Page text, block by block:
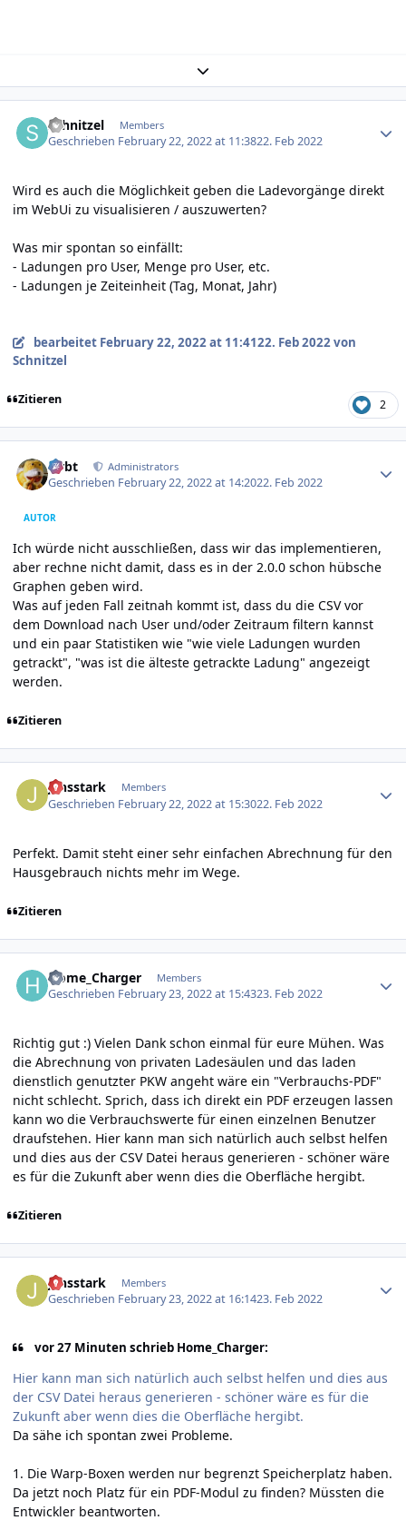
Expand topic overview
Schnitzel Members
Geschrieben February 22, 2022 at 11:3822. Feb 2022
Wird es auch die Möglichkeit geben die Ladevorgänge direkt
im WebUi zu visualisieren / auszuwerten?
Was mir spontan so einfällt:
- Ladungen pro User, Menge pro User, etc.
- Ladungen je Zeiteinheit (Tag, Monat, Jahr)
bearbeitet February 22, 2022 at 11:4122. Feb 2022von
Schnitzel
Zitieren 2
rtrbt Administrators
Geschrieben February 22, 2022 at 14:2022. Feb 2022
AUTOR
Ich würde nicht ausschließen, dass wir das implementieren,
aber rechne nicht damit, dass es in der 2.0.0 schon hübsche
Graphen geben wird.
Was auf jeden Fall zeitnah kommt ist, dass du die CSV vor
dem Download nach User und/oder Zeitraum filtern kannst
und ein paar Statistiken wie "wie viele Ladungen wurden
getrackt", "was ist die älteste getrackte Ladung" angezeigt
werden.
Zitieren
jensstark Members
Geschrieben February 22, 2022 at 15:3022. Feb 2022
Perfekt. Damit steht einer sehr einfachen Abrechnung für den
Hausgebrauch nichts mehr im Wege.
Zitieren
Home_Charger Members
Geschrieben February 23, 2022 at 15:4323. Feb 2022
Richtig gut :) Vielen Dank schon einmal für eure Mühen. Was
die Abrechnung von privaten Ladesäulen und das laden
dienstlich genutzter PKW angeht wäre ein "Verbrauchs-PDF"
nicht schlecht. Sprich, dass ich direkt ein PDF erzeugen lassen
kann wo die Verbrauchswerte für einen einzelnen Benutzer
draufstehen. Hier kann man sich natürlich auch selbst helfen
und dies aus der CSV Datei heraus generieren - schöner wäre
es für die Zukunft aber wenn dies die Oberfläche hergibt.
Zitieren
jensstark Members
Geschrieben February 23, 2022 at 16:1423. Feb 2022
vor 27 Minuten schrieb Home_Charger:
Hier kann man sich natürlich auch selbst helfen und dies aus
der CSV Datei heraus generieren - schöner wäre es für die
Zukunft aber wenn dies die Oberfläche hergibt.
Da sähe ich spontan zwei Probleme.
1. Die Warp-Boxen werden nur begrenzt Speicherplatz haben.
Da jetzt noch Platz für ein PDF-Modul zu finden? Müssten die
Entwickler beantworten.